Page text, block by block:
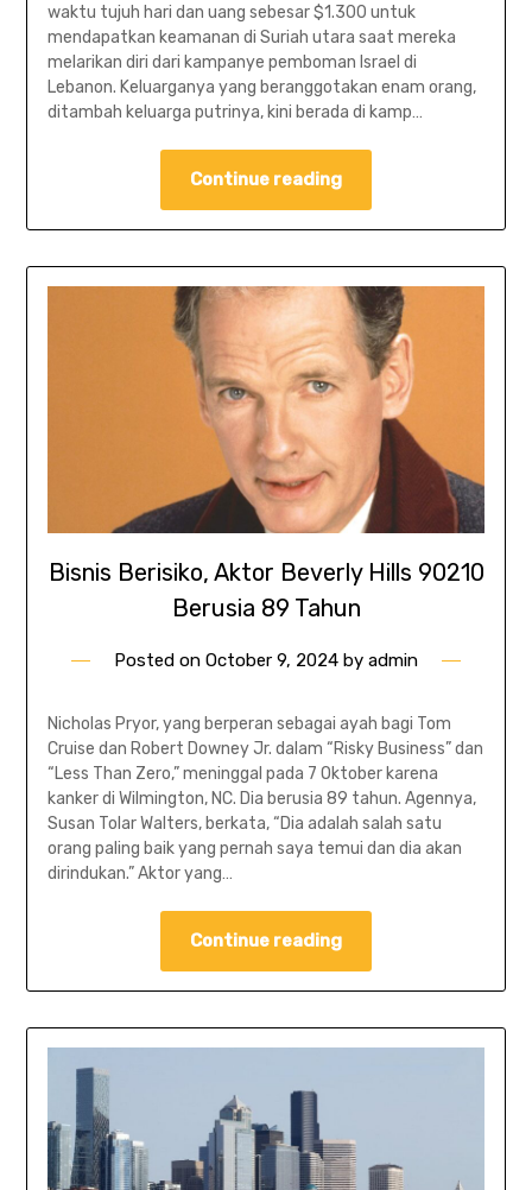
waktu tujuh hari dan uang sebesar $1.300 untuk
mendapatkan keamanan di Suriah utara saat mereka
melarikan diri dari kampanye pemboman Israel di
Lebanon. Keluarganya yang beranggotakan enam orang,
ditambah keluarga putrinya, kini berada di kamp…
Continue reading
Bisnis Berisiko, Aktor Beverly Hills 90210
Berusia 89 Tahun
Posted on October 9, 2024 by admin
Nicholas Pryor, yang berperan sebagai ayah bagi Tom
Cruise dan Robert Downey Jr. dalam “Risky Business” dan
“Less Than Zero,” meninggal pada 7 Oktober karena
kanker di Wilmington, NC. Dia berusia 89 tahun. Agennya,
Susan Tolar Walters, berkata, “Dia adalah salah satu
orang paling baik yang pernah saya temui dan dia akan
dirindukan.” Aktor yang…
Continue reading